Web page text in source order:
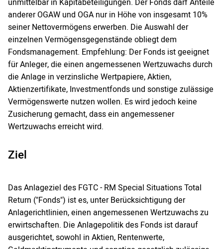
unmittelbar in Kapitabeteiligungen. Der Fonds darf Anteile
anderer OGAW und OGA nur in Höhe von insgesamt 10%
seiner Nettovermögens erwerben. Die Auswahl der
einzelnen Vermögensgegenstände obliegt dem
Fondsmanagement. Empfehlung: Der Fonds ist geeignet
für Anleger, die einen angemessenen Wertzuwachs durch
die Anlage in verzinsliche Wertpapiere, Aktien,
Aktienzertifikate, Investmentfonds und sonstige zulässige
Vermögenswerte nutzen wollen. Es wird jedoch keine
Zusicherung gemacht, dass ein angemessener
Wertzuwachs erreicht wird.
Ziel
Das Anlageziel des FGTC - RM Special Situations Total
Return ("Fonds") ist es, unter Berücksichtigung der
Anlagerichtlinien, einen angemessenen Wertzuwachs zu
erwirtschaften. Die Anlagepolitik des Fonds ist darauf
ausgerichtet, sowohl in Aktien, Rentenwerte,